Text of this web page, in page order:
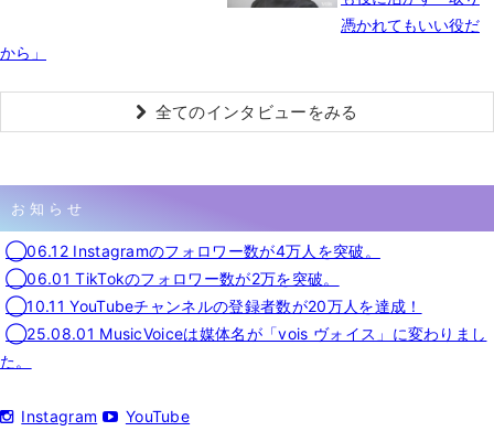
憑かれてもいい役だ
から」
全てのインタビューをみる
お知らせ
◯06.12 Instagramのフォロワー数が4万人を突破。
◯06.01 TikTokのフォロワー数が2万を突破。
◯10.11 YouTubeチャンネルの登録者数が20万人を達成！
◯25.08.01 MusicVoiceは媒体名が「vois ヴォイス」に変わりまし
た。
Instagram YouTube